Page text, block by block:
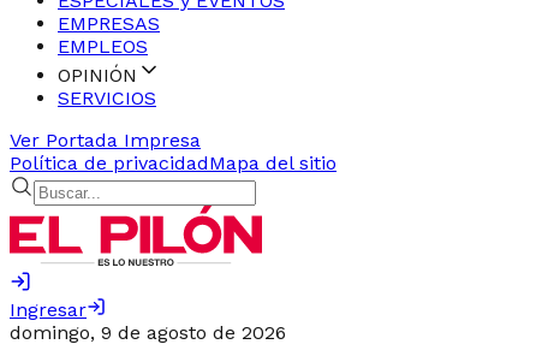
EMPRESAS
EMPLEOS
OPINIÓN
SERVICIOS
Ver Portada Impresa
Política de privacidadMapa del sitio
Ingresar
domingo, 9 de agosto de 2026